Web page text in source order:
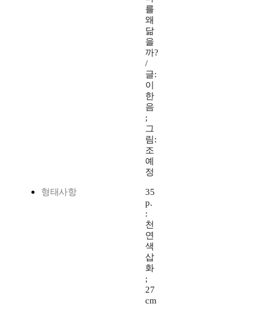
를
왜
닮
을
까?
/
글:
이
한
음
;
그
림:
조
예
정
형태사항
35
p.
:
천
연
색
삽
화
;
27
cm